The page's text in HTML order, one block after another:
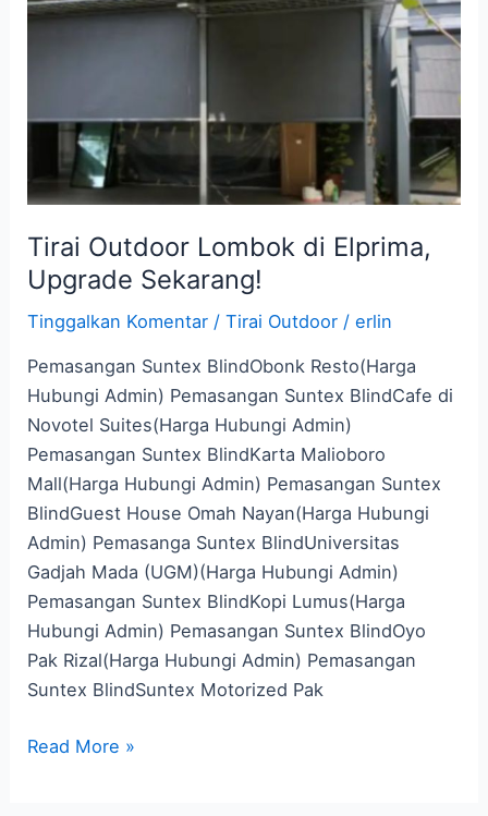
Tirai Outdoor Lombok di Elprima,
Upgrade Sekarang!
Tinggalkan Komentar /Tirai Outdoor /erlin
Pemasangan Suntex BlindObonk Resto(Harga
Hubungi Admin) Pemasangan Suntex BlindCafe di
Novotel Suites(Harga Hubungi Admin)
Pemasangan Suntex BlindKarta Malioboro
Mall(Harga Hubungi Admin) Pemasangan Suntex
BlindGuest House Omah Nayan(Harga Hubungi
Admin) Pemasanga Suntex BlindUniversitas
Gadjah Mada (UGM)(Harga Hubungi Admin)
Pemasangan Suntex BlindKopi Lumus(Harga
Hubungi Admin) Pemasangan Suntex BlindOyo
Pak Rizal(Harga Hubungi Admin) Pemasangan
Suntex BlindSuntex Motorized Pak
di
Read More »